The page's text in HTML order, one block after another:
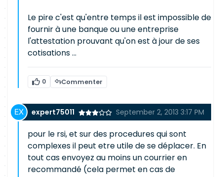
Le pire c'est qu'entre temps il est impossible de
fournir à une banque ou une entreprise
l'attestation prouvant qu'on est à jour de ses
cotisations ...
0 Commenter
expert75011 September 2, 2013 3:17 PM
pour le rsi, et sur des procedures qui sont
complexes il peut etre utile de se déplacer. En
tout cas envoyez au moins un courrier en
recommandé (cela permet en cas de